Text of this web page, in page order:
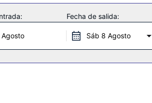
zonas comunes a tu disposición. Hay un
Agosto
Fecha de salida:
Sáb 8 Agosto